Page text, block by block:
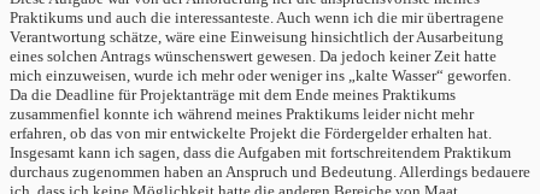
Praktikums und auch die interessanteste. Auch wenn ich die mir übertragene
Verantwortung schätze, wäre eine Einweisung hinsichtlich der Ausarbeitung
eines solchen Antrags wünschenswert gewesen. Da jedoch keiner Zeit hatte
mich einzuweisen, wurde ich mehr oder weniger ins „kalte Wasser“ geworfen.
Da die Deadline für Projektanträge mit dem Ende meines Praktikums
zusammenfiel konnte ich während meines Praktikums leider nicht mehr
erfahren, ob das von mir entwickelte Projekt die Fördergelder erhalten hat.
Insgesamt kann ich sagen, dass die Aufgaben mit fortschreitendem Praktikum
durchaus zugenommen haben an Anspruch und Bedeutung. Allerdings bedauere